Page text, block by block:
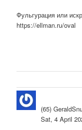
Фульгурация или
https://ellman.ru/oval
(65)
Sat, 4 April